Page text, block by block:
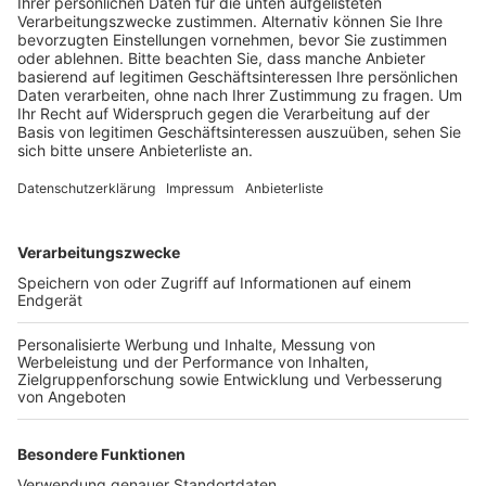
Mitarbeiter angegriffen haben.
Veröffentlicht:Dienstag, 18.06.2019 14:05
Steine geflogen sein. Verletzt wurde niemand. Kurze
Zeit später sollen Barrikaden in Flammen aufgegangen
sein. An einem Hindernis entdeckte die Polizei mehrere
Behälter mit unbekannten Flüssigkeiten; einer der
Behälter war verkabelt. Ein Sprengstoffexperte gab
Entwarnung – es handelte sich um eine Attrappe. Laut
Polizei konnten alle Vermummten unerkannt in den
Wald fliehen. Vier Barrikaden wurden noch in der Nacht
entfernt.